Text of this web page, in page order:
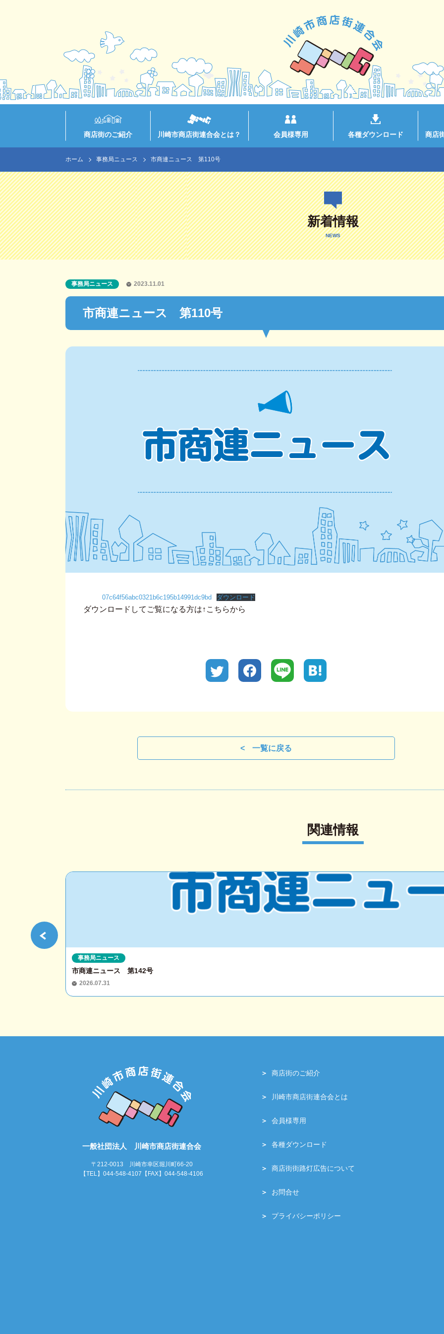
商店街のご紹介 川崎市商店街連合会とは？ 会員様専用 各種ダウンロード 商店
ホーム 事務局ニュース 市商連ニュース 第110号
新着情報
NEWS
市商連ニュース 第110号
事務局ニュース 2023.11.01
07c64f56abc0321b6c195b14991dc9bd ダウンロード
ダウンロードしてご覧になる方は↑こちらから
一覧に戻る
関連情報
市商連ニュース 第142号
2026.07.31
事務局ニュース
一般社団法人 川崎市商店街連合会
〒212-0013 川崎市幸区堀川町66-20
【TEL】044-548-4107【FAX】044-548-4106
商店街のご紹介
川崎市商店街連合会とは
会員様専用
各種ダウンロード
商店街街路灯広告について
お問合せ
プライバシーポリシー